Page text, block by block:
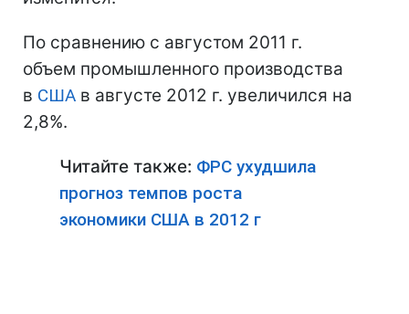
По сравнению с августом 2011 г.
объем промышленного производства
в США в августе 2012 г. увеличился на
2,8%.
Читайте также: ФРС ухудшила
прогноз темпов роста
экономики США в 2012 г